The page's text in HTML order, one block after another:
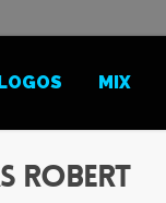
MIX
Robert